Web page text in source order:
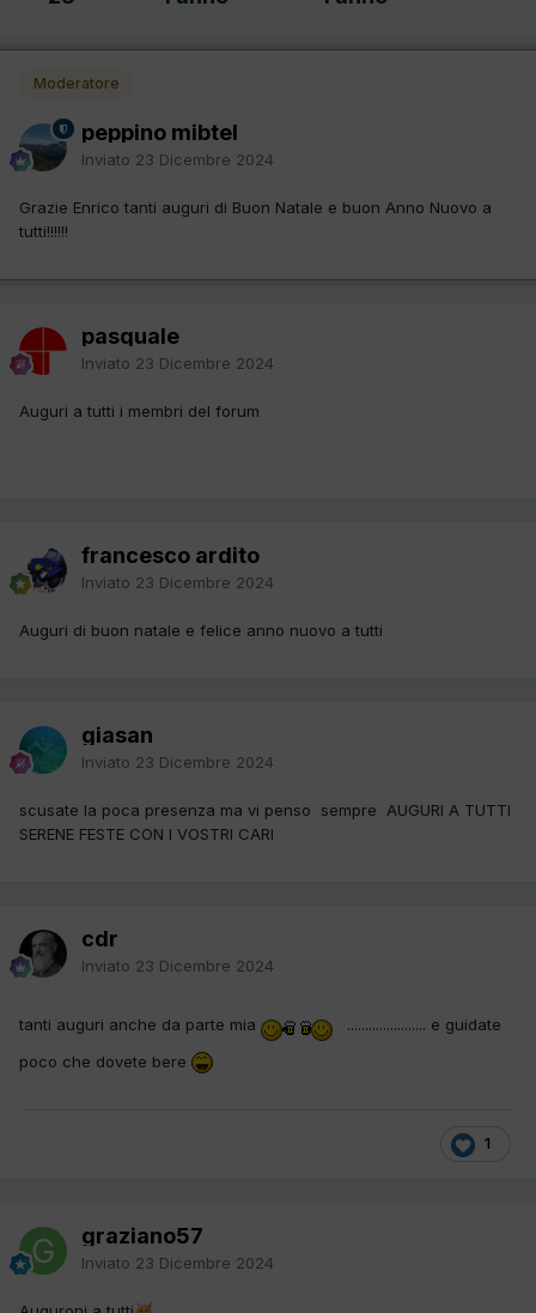
Moderatore
peppino mibtel
Inviato 23 Dicembre 2024
Grazie Enrico tanti auguri di Buon Natale e buon Anno Nuovo a
tutti!!!!!!
pasquale
Inviato 23 Dicembre 2024
Auguri a tutti i membri del forum
francesco ardito
Inviato 23 Dicembre 2024
Auguri di buon natale e felice anno nuovo a tutti
giasan
Inviato 23 Dicembre 2024
scusate la poca presenza ma vi penso sempre AUGURI A TUTTI
SERENE FESTE CON I VOSTRI CARI
cdr
Inviato 23 Dicembre 2024
tanti auguri anche da parte mia
...................... e guidate
poco che dovete bere
1
graziano57
Inviato 23 Dicembre 2024